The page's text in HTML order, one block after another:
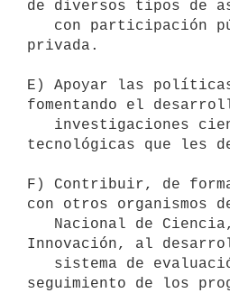
de diversos tipos de
privada.
E) Apoyar las
fomentando el
tecnológicas que les
F) Contribuir, de
con otros organismos
Innovación, al
seguimiento de los